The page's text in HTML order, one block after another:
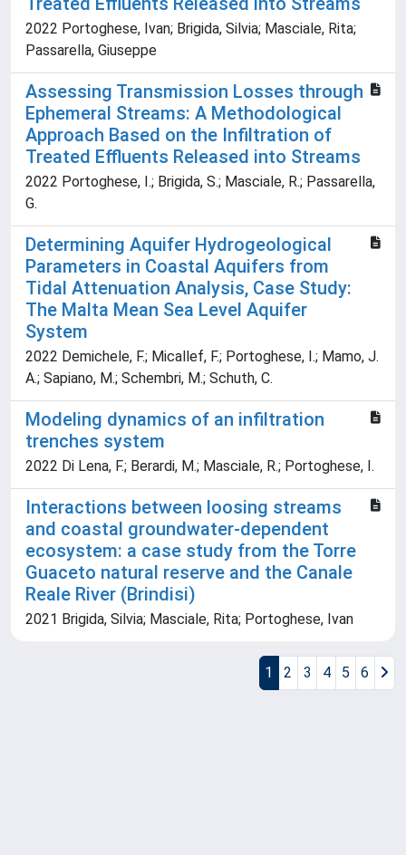
2022 Portoghese, Ivan; Brigida, Silvia; Masciale, Rita;
Passarella, Giuseppe
Assessing Transmission Losses through
Ephemeral Streams: A Methodological
Approach Based on the Infiltration of
Treated Effluents Released into Streams
2022 Portoghese, I.; Brigida, S.; Masciale, R.; Passarella,
G.
Determining Aquifer Hydrogeological
Parameters in Coastal Aquifers from
Tidal Attenuation Analysis, Case Study:
The Malta Mean Sea Level Aquifer
System
2022 Demichele, F.; Micallef, F.; Portoghese, I.; Mamo, J.
A.; Sapiano, M.; Schembri, M.; Schuth, C.
Modeling dynamics of an infiltration
trenches system
2022 Di Lena, F.; Berardi, M.; Masciale, R.; Portoghese, I.
Interactions between loosing streams
and coastal groundwater-dependent
ecosystem: a case study from the Torre
Guaceto natural reserve and the Canale
Reale River (Brindisi)
2021 Brigida, Silvia; Masciale, Rita; Portoghese, Ivan
1 2 3 4 5 6